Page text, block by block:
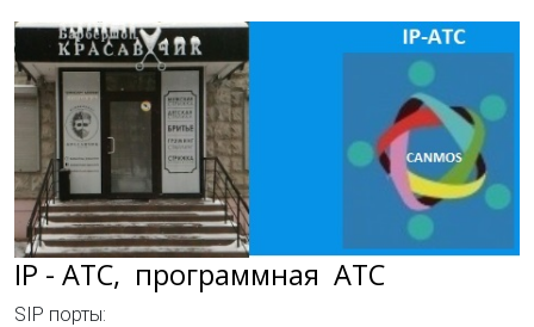
IP - АТC, программная АТС
SIP порты: